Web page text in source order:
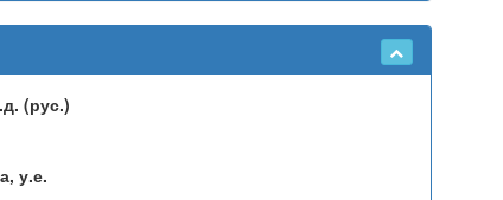
(рус.)
у.е.